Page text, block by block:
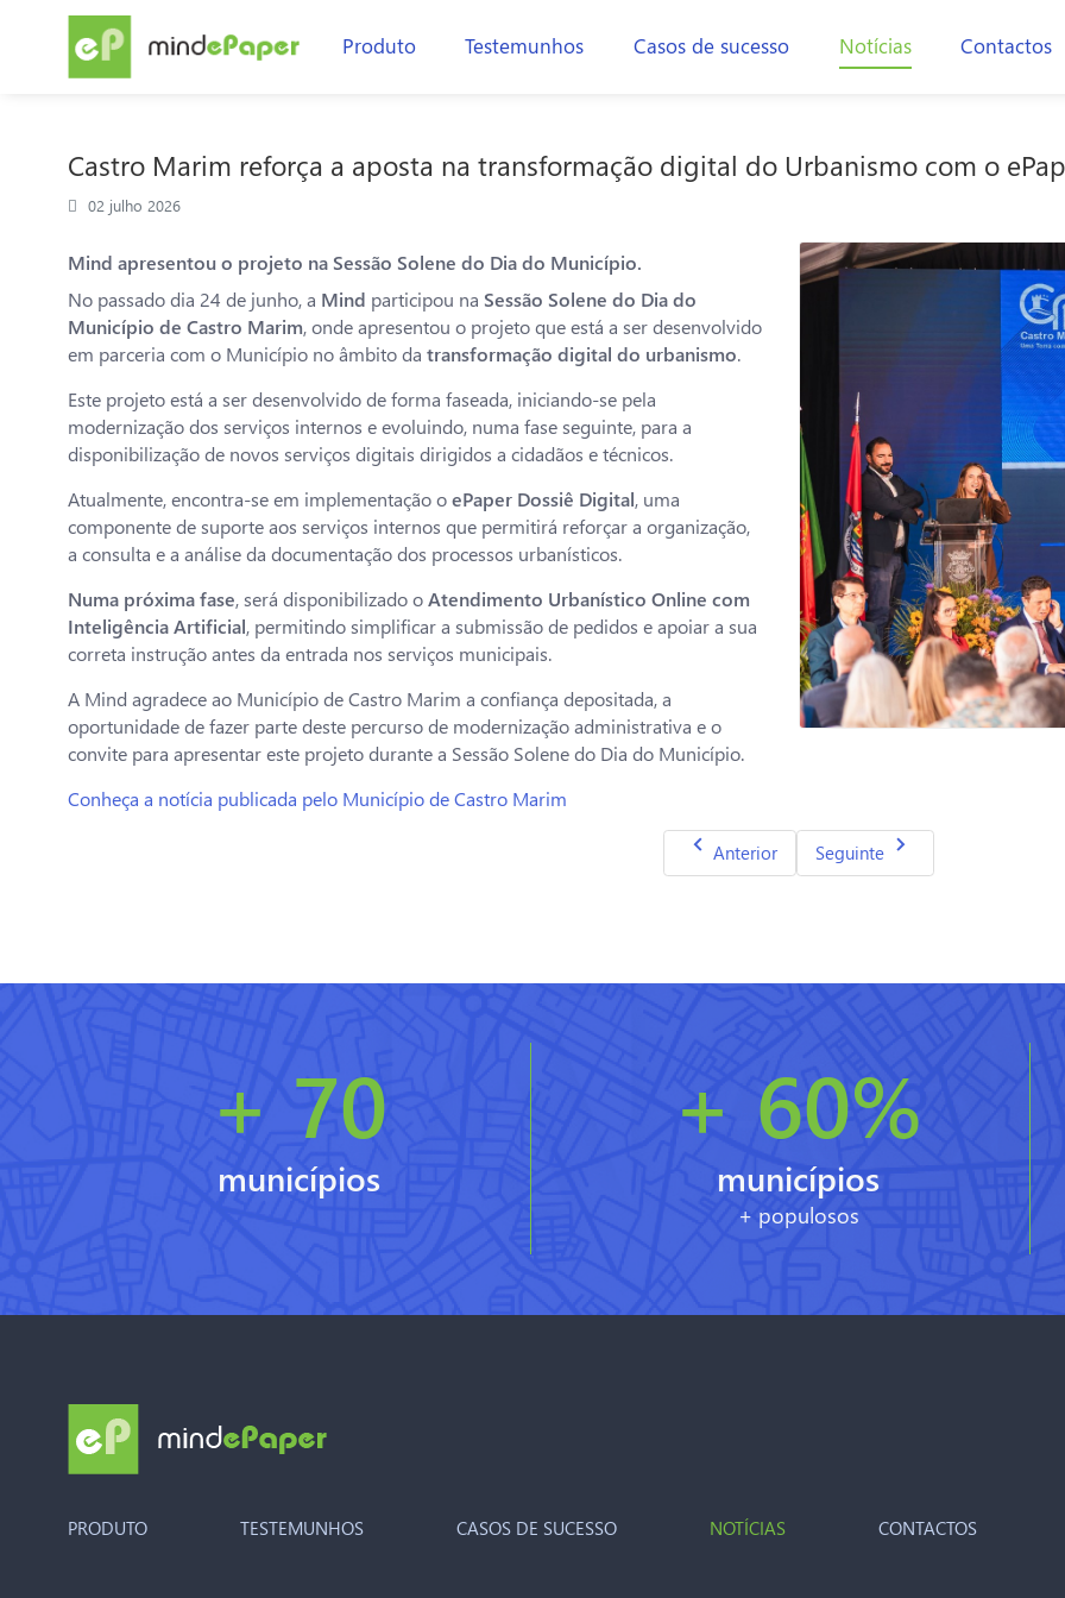
Produto Testemunhos Casos de sucesso Notícias Contactos
Castro Marim reforça a aposta na transformação digital do Urbanismo com o
02 julho 2026
Mind apresentou o projeto na Sessão Solene do Dia do Município.
No passado dia 24 de junho, a Mind participou na Sessão Solene do Dia do
Município de Castro Marim, onde apresentou o projeto que está a ser desenvolvido
em parceria com o Município no âmbito da transformação digital do urbanismo.
Este projeto está a ser desenvolvido de forma faseada, iniciando-se pela
modernização dos serviços internos e evoluindo, numa fase seguinte, para a
disponibilização de novos serviços digitais dirigidos a cidadãos e técnicos.
Atualmente, encontra-se em implementação oePaper Dossiê Digital, uma
componente de suporte aos serviços internos que permitirá reforçar a organização,
a consulta e a análise da documentação dos processos urbanísticos.
Numa próxima fase, será disponibilizado oAtendimento Urbanístico Online com
Inteligência Artificial, permitindo simplificar a submissão de pedidos e apoiar a sua
correta instrução antes da entrada nos serviços municipais.
A Mind agradece ao Município de Castro Marim a confiança depositada, a
oportunidade de fazer parte deste percurso de modernização administrativa e o
convite para apresentar este projeto durante a Sessão Solene do Dia do Município.
Conheça a notícia publicada pelo Município de Castro Marim
Artigo anterior: Portimão inova Urbanismo
Anterior Artigo seguinte: Évora
Seguinte
+ 70
municípios
+ 60%
municípios
+ populosos
PRODUTO TESTEMUNHOS CASOS DE SUCESSO NOTÍCIAS CONTACTOS